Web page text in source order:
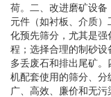
荷。二、改进磨矿设
元件（如衬板、介质
化预先筛分，尤其是
程；选择合理的制砂
多丢废石和排出尾矿
机配套使用的筛分、
广、高效、廉价和无污